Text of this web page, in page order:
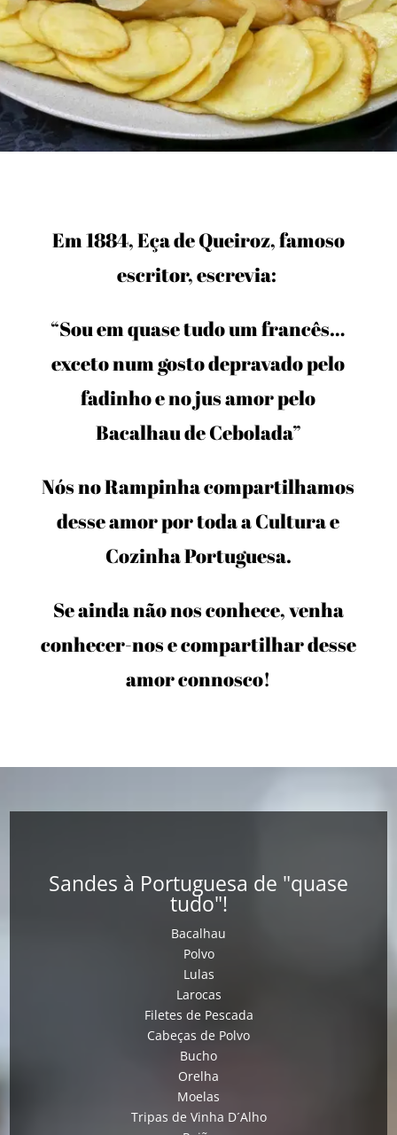
Em 1884, Eça de Queiroz, famoso
escritor, escrevia:
“Sou em quase tudo um francês…
exceto num gosto depravado pelo
fadinho e no jus amor pelo
Bacalhau de Cebolada”
Nós no Rampinha compartilhamos
desse amor por toda a Cultura e
Cozinha Portuguesa.
Se ainda não nos conhece, venha
conhecer-nos e compartilhar desse
amor connosco!
Sandes à Portuguesa de "quase
tudo"!
Bacalhau
Polvo
Lulas
Larocas
Filetes de Pescada
Cabeças de Polvo
Bucho
Orelha
Moelas
Tripas de Vinha D´Alho